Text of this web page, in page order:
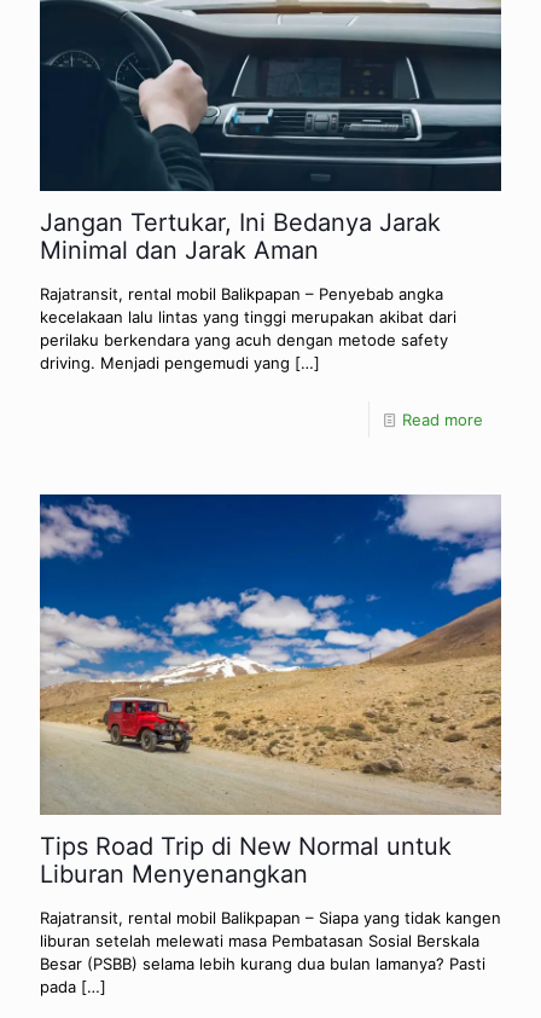
Jangan Tertukar, Ini Bedanya Jarak
Minimal dan Jarak Aman
Rajatransit, rental mobil Balikpapan – Penyebab angka
kecelakaan lalu lintas yang tinggi merupakan akibat dari
perilaku berkendara yang acuh dengan metode safety
driving. Menjadi pengemudi yang […]
Read more
Tips Road Trip di New Normal untuk
Liburan Menyenangkan
Rajatransit, rental mobil Balikpapan – Siapa yang tidak kangen
liburan setelah melewati masa Pembatasan Sosial Berskala
Besar (PSBB) selama lebih kurang dua bulan lamanya? Pasti
pada […]